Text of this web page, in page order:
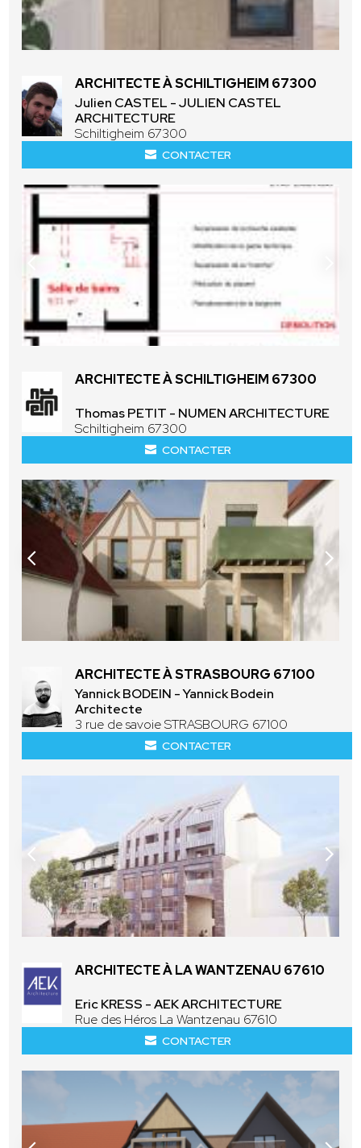
ARCHITECTE À SCHILTIGHEIM 67300
Julien CASTEL - JULIEN CASTEL
ARCHITECTURE
Schiltigheim 67300
CONTACTER
ARCHITECTE À SCHILTIGHEIM 67300
Thomas PETIT - NUMEN ARCHITECTURE
Schiltigheim 67300
CONTACTER
ARCHITECTE À STRASBOURG 67100
Yannick BODEIN - Yannick Bodein
Architecte
3 rue de savoie STRASBOURG 67100
CONTACTER
ARCHITECTE À LA WANTZENAU 67610
Eric KRESS - AEK ARCHITECTURE
Rue des Héros La Wantzenau 67610
CONTACTER